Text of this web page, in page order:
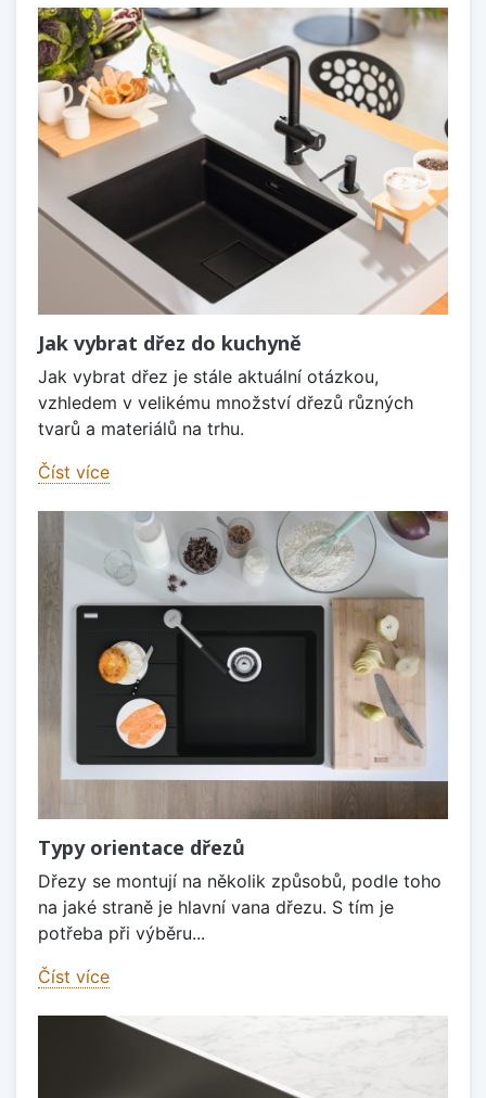
Jak vybrat dřez do kuchyně
Jak vybrat dřez je stále aktuální otázkou,
vzhledem v velikému množství dřezů různých
tvarů a materiálů na trhu.
Číst více
Typy orientace dřezů
Dřezy se montují na několik způsobů, podle toho
na jaké straně je hlavní vana dřezu. S tím je
potřeba při výběru...
Číst více